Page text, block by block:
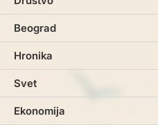
Beograd
Hronika
Svet
Ekonomija